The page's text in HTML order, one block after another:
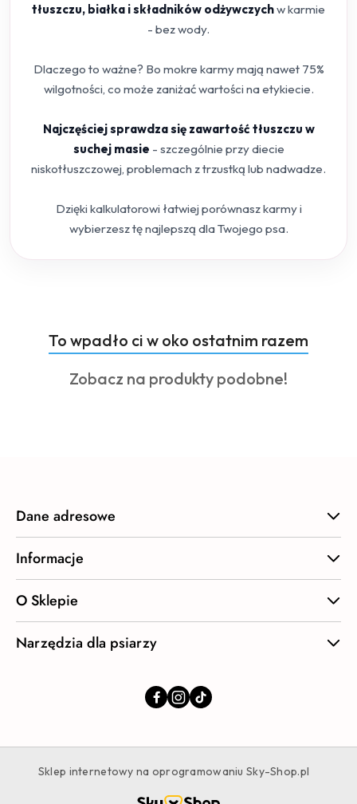
tłuszczu, białka i składników odżywczychw karmie
- bez wody.
Dlaczego to ważne? Bo mokre karmy mają nawet 75%
wilgotności, co może zaniżać wartości na etykiecie.
Najczęściej sprawdza się zawartość tłuszczu w
suchej masie - szczególnie przy diecie
niskotłuszczowej, problemach z trzustką lub nadwadze.
Dzięki kalkulatorowi łatwiej porównasz karmy i
wybierzesz tę najlepszą dla Twojego psa.
Pomiń karuzelę produktów
Produkty
o
statusie:
To wpadło ci w oko ostatnim razem
Produkty
Zobacz na produkty podobne!
Dane adresowe
Informacje
O Sklepie
Narzędzia dla psiarzy
Sklep internetowy na oprogramowaniu Sky-Shop.pl